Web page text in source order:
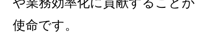
使命です。